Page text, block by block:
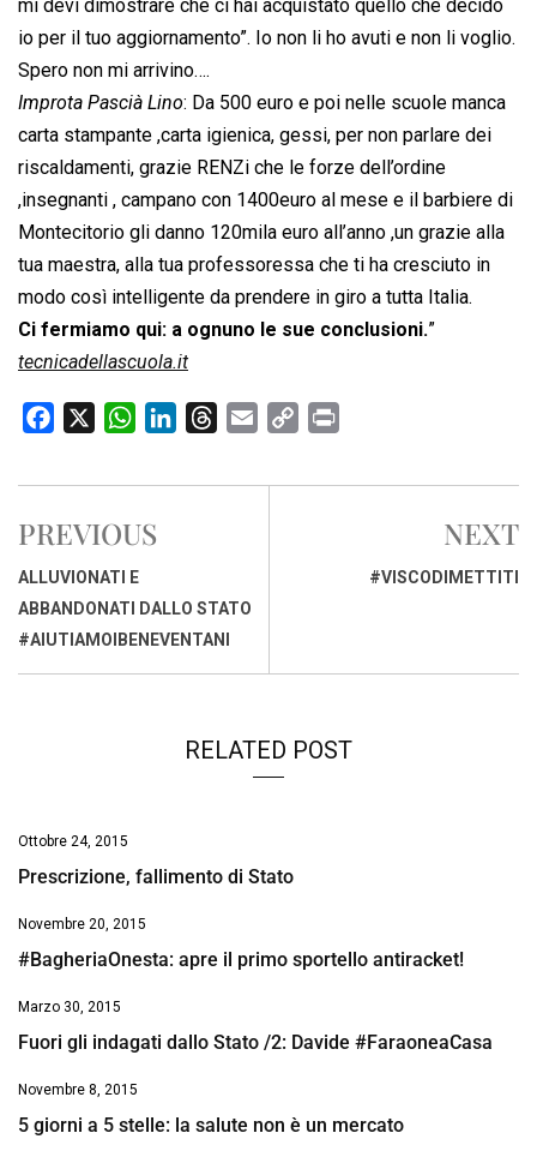
mi devi dimostrare che ci hai acquistato quello che decido
io per il tuo aggiornamento”. Io non li ho avuti e non li voglio.
Spero non mi arrivino….
Improta Pascià Lino: Da 500 euro e poi nelle scuole manca
carta stampante ,carta igienica, gessi, per non parlare dei
riscaldamenti, grazie RENZi che le forze dell’ordine
,insegnanti , campano con 1400euro al mese e il barbiere di
Montecitorio gli danno 120mila euro all’anno ,un grazie alla
tua maestra, alla tua professoressa che ti ha cresciuto in
modo così intelligente da prendere in giro a tutta Italia.
Ci fermiamo qui: a ognuno le sue conclusioni.”
tecnicadellascuola.it
c
b
o
o
k
W
a
s
A
p
p
n
n
r
s
a
p
i
PREVIOUS
ALLUVIONATI E
ABBANDONATI DALLO STATO
#AIUTIAMOIBENEVENTANI
NEXT
#VISCODIMETTITI
RELATED POST
Ottobre 24, 2015
Prescrizione, fallimento di Stato
Novembre 20, 2015
#BagheriaOnesta: apre il primo sportello antiracket!
Marzo 30, 2015
Fuori gli indagati dallo Stato /2: Davide #FaraoneaCasa
Novembre 8, 2015
5 giorni a 5 stelle: la salute non è un mercato